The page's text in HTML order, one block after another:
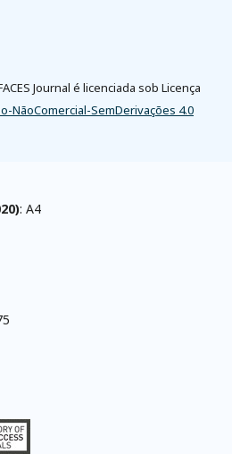
Journal é licenciada sob Licença
NãoComercial-SemDerivações 4.0
: A4